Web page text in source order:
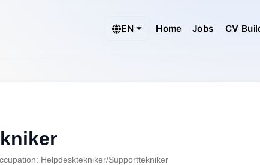
EN Home Jobs CV
Helpdesktekniker/Supporttekniker